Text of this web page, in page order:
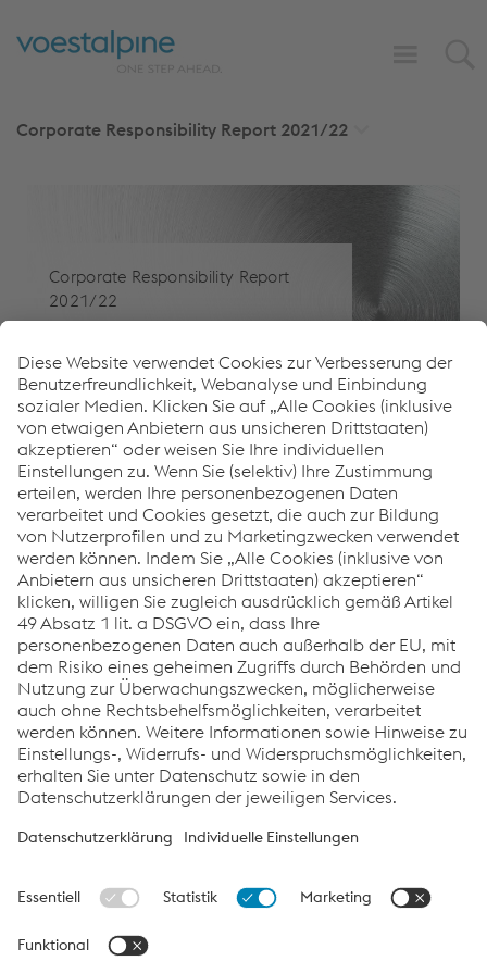
Corporate Responsibility Report 2021/22
Corporate Responsibility Report
2021/22
Nachhaltigkeitsstrategie
Strategie
Mitarbeiter
health & safety
Verbesserung der Benutzerfreundlichkeit,
etwaigen Anbietern aus unsicheren Drittstaaten)
akzeptieren“ oder weisen Sie Ihre individuellen
Einstellungen zu. Wenn Sie (selektiv) Ihre
personenbezogenen Daten verarbeitet und
Cookies gesetzt, die auch zur Bildung von
Nutzerprofilen und zu Marketingzwecken
verwendet werden können. Indem Sie „Alle
Cookies (inklusive von Anbietern aus unsicheren
Drittstaaten) akzeptieren“ klicken, willigen Sie
zugleich ausdrücklich gemäß Artikel 49 Absatz 1
lit. a DSGVO ein, dass Ihre personenbezogenen
Daten auch außerhalb der EU, mit dem Risiko
eines geheimen Zugriffs durch Behörden und
Nutzung zur Überwachungszwecken,
möglicherweise auch ohne
Rechtsbehelfsmöglichkeiten, verarbeitet werden
können. Weitere Informationen sowie Hinweise zu
Einstellungs-, Widerrufs-
undWiderspruchsmöglichkeiten, erhalten Sie unter
Datenschutz sowie in den
Alle Cookies (inklusive von US-Anbietern)